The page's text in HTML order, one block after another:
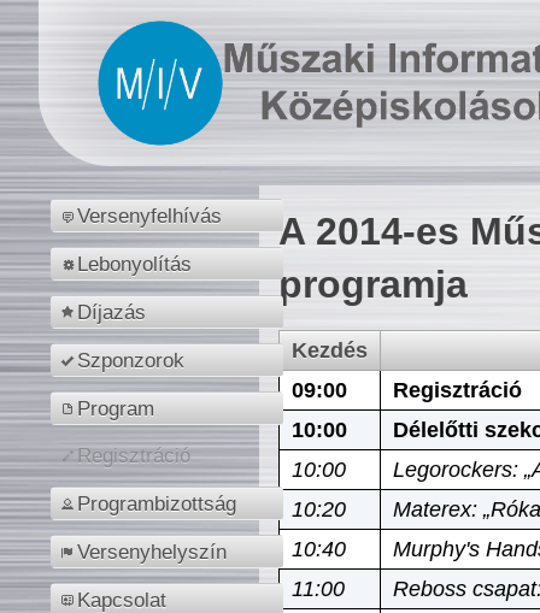
Versenyfelhívás
Lebonyolítás
Díjazás
Szponzorok
Program
Regisztráció
Programbizottság
Versenyhelyszín
Kapcsolat
A 2014-es
programja
Kezdés
09:00
Regisztráció
10:00
Délelőtti
10:00
Legorockers:
10:20
Materex:
10:40
Murphy's
11:00
Reboss